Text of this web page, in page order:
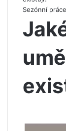
Sezónní práce